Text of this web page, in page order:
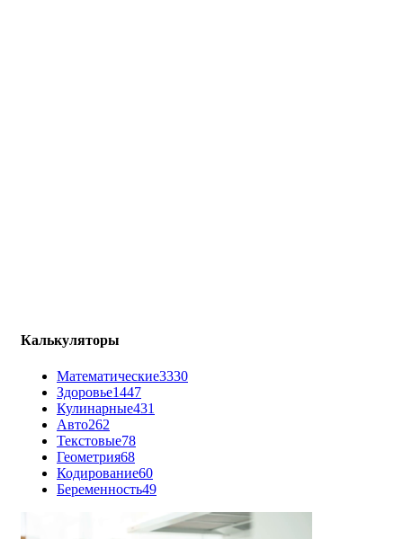
Калькуляторы
Математические3330
Здоровье1447
Кулинарные431
Авто262
Текстовые78
Геометрия68
Кодирование60
Беременность49